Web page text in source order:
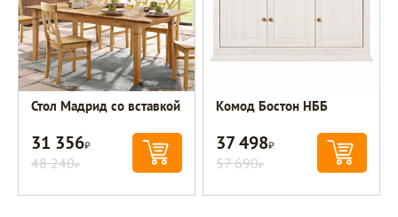
Стол Мадрид со вставкой
31 356Р
48 240Р
Комод Бостон НББ
37 498Р
57 690Р